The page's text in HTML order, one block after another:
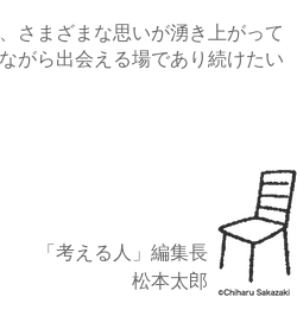
さまざまな思いが湧き上がって
がら出会える場であり続けたい
「考える人」編集長
松本太郎